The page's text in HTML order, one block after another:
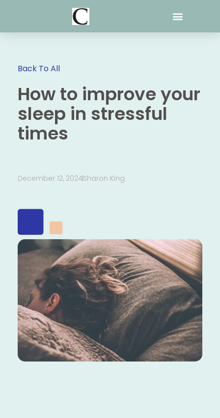
Back To All
How to improve your
sleep in stressful
times
December 12, 2024Sharon King